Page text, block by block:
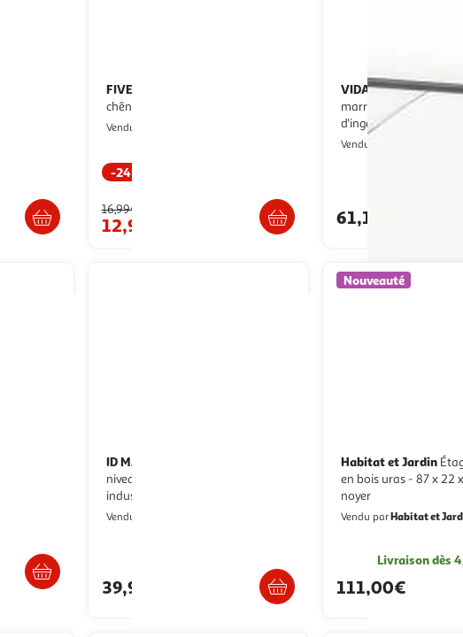
,
FIVE
chêne gris
Vendu par
-24 %
16,99€
12,99€
VIDAXLEtagere murale Chene
marron 36x16x90 cm
d'ingenierie
Vendu par
61,16€
ID MARKET
niveaux avec tiroir detroit design
industriel
Vendu par
39,99€
Nouveauté
Habitat et Jardin
en bois uras - 87 x 22 x 76 cm -
noyer
Vendu parHabitat et
Livraison dès
111,00€